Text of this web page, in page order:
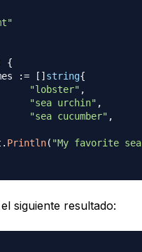
{
:= [ ] string{
"lobster" ,
"sea urchin" ,
"sea cucumber" ,
. Println( "My favorite
siguiente resultado: